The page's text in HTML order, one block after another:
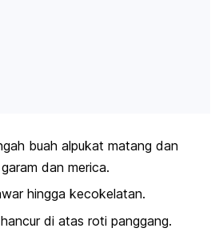
buah alpukat matang dan
dan merica.
hingga kecokelatan.
di atas roti panggang.